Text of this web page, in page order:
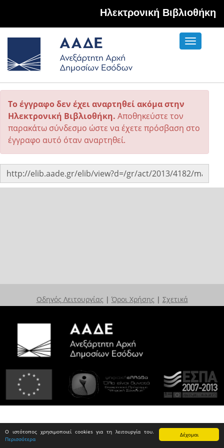
Δέχομαι
Ο ιστότοπος χρησιμοποιεί cookies για τη λειτουργία του.
Περισσότερα
Hλεκτρονική Βιβλιοθήκη
Toggle
Το έγγραφο δεν έχει αναρτηθεί ακόμα στην
Ηλεκτρονική Βιβλιοθήκη. Αποθηκεύστε τον
παρακάτω σύνδεσμο ώστε να έχετε πρόσβαση στο
έγγραφο αυτό όταν αναρτηθεί.
Οδηγός Λειτουργίας | Όροι Χρήσης | Σχετικά